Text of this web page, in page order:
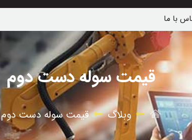
با ما
قیمت سوله دست دوم
وبلاگ قیمت سوله دست دوم